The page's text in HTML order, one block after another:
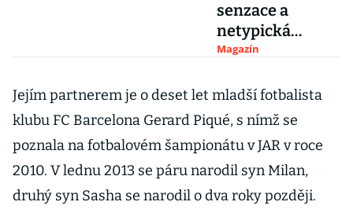
senzace a
netypická
superstar, která
učarovala svět
Magazín
Jejím partnerem je o deset let mladší fotbalista
klubu FC Barcelona Gerard Piqué, s nímž se
poznala na fotbalovém šampionátu v JAR v roce
2010. V lednu 2013 se páru narodil syn Milan,
druhý syn Sasha se narodil o dva roky později.